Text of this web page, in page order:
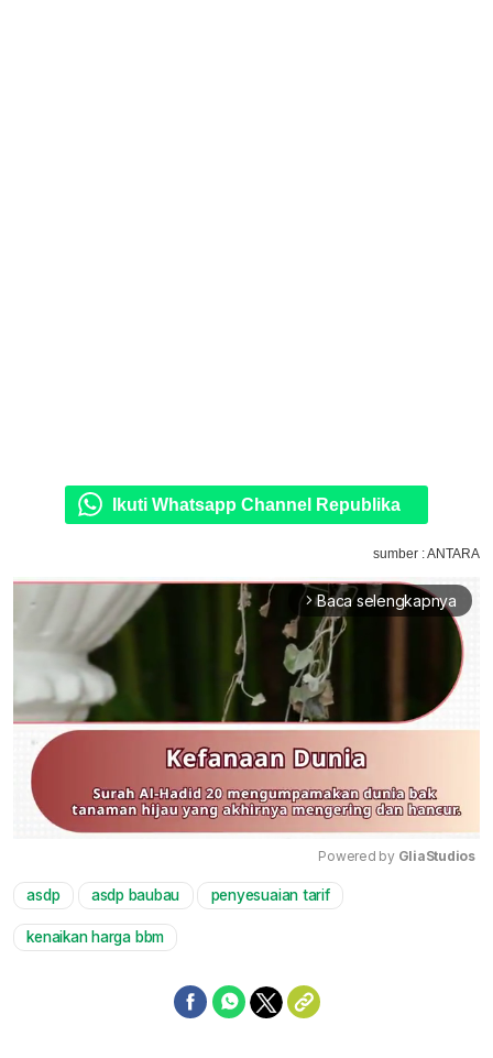
Ikuti Whatsapp Channel Republika
sumber : ANTARA
arrow_forward_ios Baca selengkapnya
Powered by GliaStudios
asdp asdp baubau penyesuaian tarif
kenaikan harga bbm